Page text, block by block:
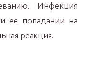
Инфекция
ее попадании на
реакция.